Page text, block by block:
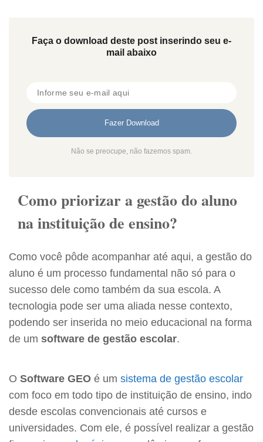
Faça o download deste post inserindo seu e-
mail abaixo
Não se preocupe, não fazemos spam.
Como priorizar a gestão do aluno
na instituição de ensino?
Como você pôde acompanhar até aqui, a gestão do
aluno é um processo fundamental não só para o
sucesso dele como também da sua escola. A
tecnologia pode ser uma aliada nesse contexto,
podendo ser inserida no meio educacional na forma
de um software de gestão escolar.
O Software GEO é um sistema de gestão escolar
com foco em todo tipo de instituição de ensino, indo
desde escolas convencionais até cursos e
universidades. Com ele, é possível realizar a gestão